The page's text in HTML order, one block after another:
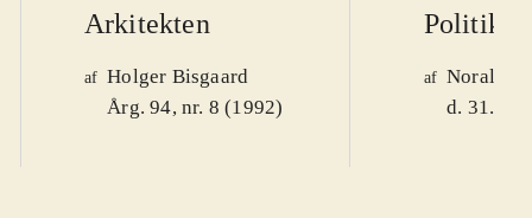
Arkitekten
af Holger Bisgaard
Årg. 94, nr. 8 (1992)
Politiken
af Noralv
d. 31.